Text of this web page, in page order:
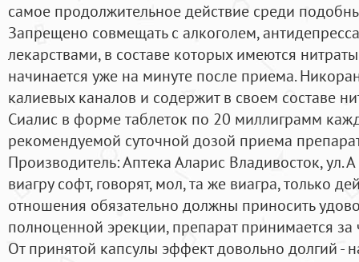
самое продолжительное действие среди
Запрещено совмещать с алкоголем,
лекарствами, в составе которых имеются
начинается уже на минуте после приема.
калиевых каналов и содержит в своем составе
Сиалис в форме таблеток по 20 миллиграмм
рекомендуемой суточной дозой приема
Производитель: Аптека Аларис Владивосток, ул.
виагру софт, говорят, мол, та же виагра, только
отношения обязательно должны приносить
полноценной эрекции, препарат принимается за
От принятой капсулы эффект довольно долгий -